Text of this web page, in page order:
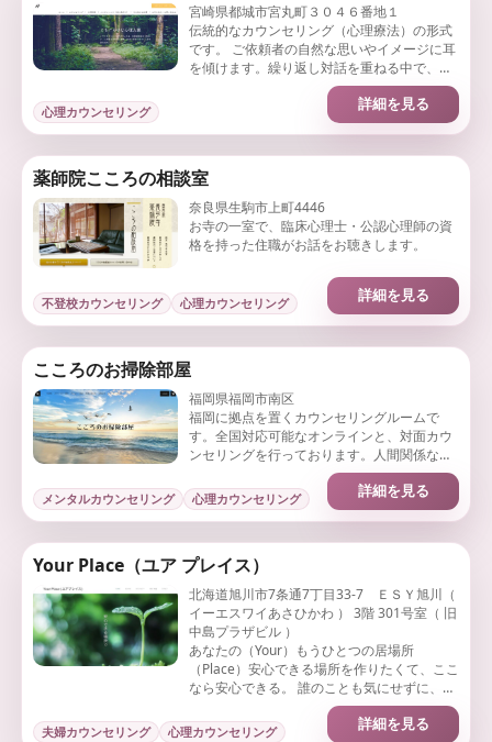
宮崎県都城市宮丸町３０４６番地１
伝統的なカウンセリング（心理療法）の形式
です。 ご依頼者の自然な思いやイメージに耳
を傾けます。繰り返し対話を重ねる中で、ご
自身の内なる課題に接し、その方らしい道筋
が生まれるようサポートいたします。
心理カウンセリング 詳細を見る
薬師院こころの相談室
奈良県生駒市上町4446
お寺の一室で、臨床心理士・公認心理師の資
格を持った住職がお話をお聴きします。
不登校カウンセリング 心理カウンセリング 詳細を見る
こころのお掃除部屋
福岡県福岡市南区
福岡に拠点を置くカウンセリングルームで
す。全国対応可能なオンラインと、対面カウ
ンセリングを行っております。人間関係など
様々なジャンルのご相談から性依存症(痴漢,
覗き)や発達障害のご相談も対応可能です。
メンタルカウンセリング 心理カウンセリング 詳細を見る
Your Place（ユア プレイス）
北海道旭川市7条通7丁目33-7 ＥＳＹ旭川（
イーエスワイあさひかわ ） 3階 301号室（ 旧
中島プラザビル ）
あなたの（Your）もうひとつの居場所
（Place）安心できる場所を作りたくて、ここ
なら安心できる。 誰のことも気にせずに、ど
んなことも、どんな自分の本当の気持ちもお
話できる。もうひとつの自分の居場所
夫婦カウンセリング 心理カウンセリング 詳細を見る